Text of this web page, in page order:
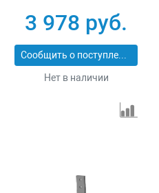
3 978 руб.
Сообщить о поступлении
Нет в наличии